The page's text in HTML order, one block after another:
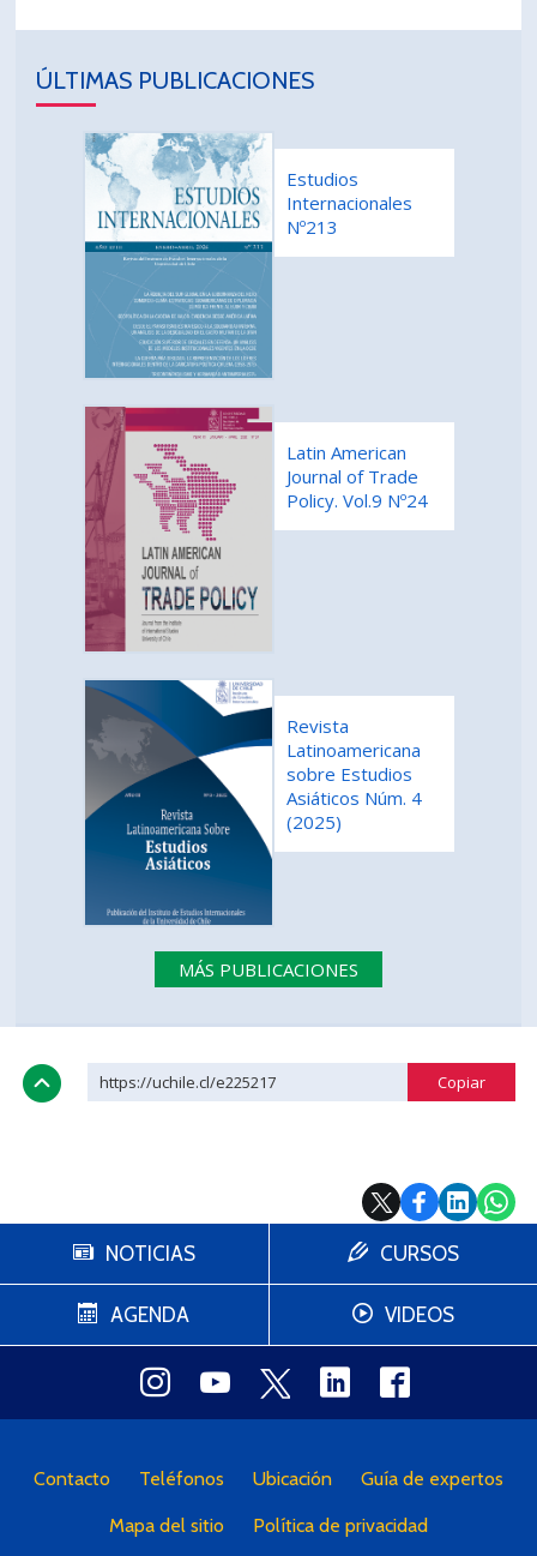
ÚLTIMAS PUBLICACIONES
Estudios
Internacionales
Nº213
Latin American
Journal of Trade
Policy. Vol.9 Nº24
Revista
Latinoamericana
sobre Estudios
Asiáticos Núm. 4
(2025)
MÁS PUBLICACIONES
https://uchile.cl/e225217
NOTICIAS
AGENDA
CURSOS
VIDEOS
Contacto Teléfonos Ubicación Guía de expertos
Mapa del sitio Política de privacidad